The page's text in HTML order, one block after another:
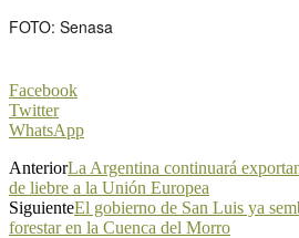
FOTO: Senasa
Facebook
Twitter
WhatsApp
AnteriorLa Argentina continuará
de liebre a la Unión Europea
SiguienteEl gobierno de San Luis ya
forestar en la Cuenca del Morro